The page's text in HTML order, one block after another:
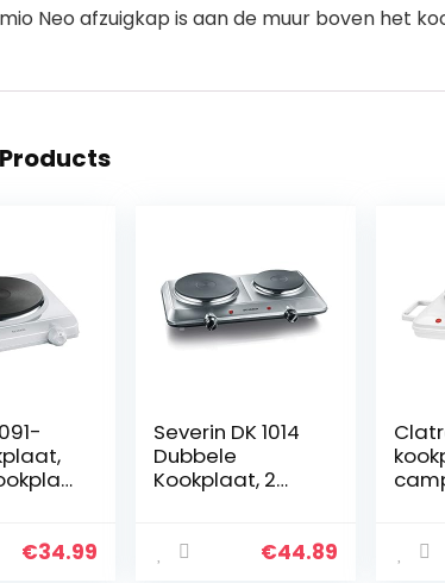
Neo afzuigkap is aan de muur boven het
€34.99
Severin DK 1014
Dubbele
Kookplaat, 2
Ø 18 Cm,
€44.89